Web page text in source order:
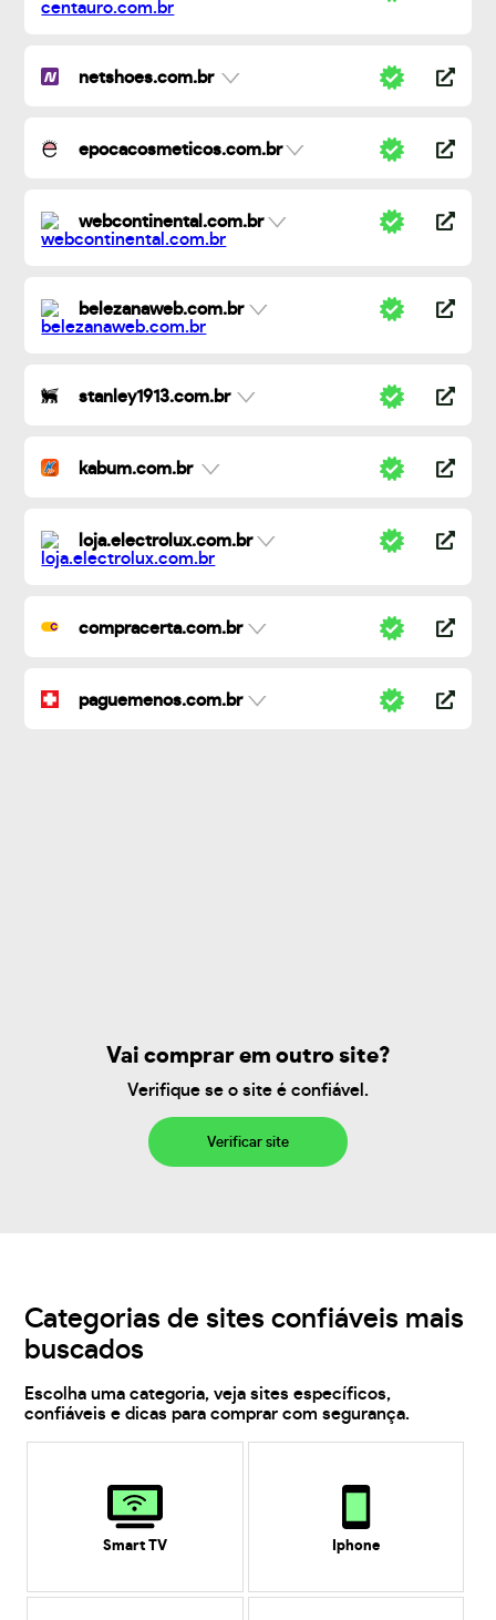
netshoes.com.br
epocacosmeticos.com.br
webcontinental.com.br
belezanaweb.com.br
stanley1913.com.br
kabum.com.br
loja.electrolux.com.br
compracerta.com.br
paguemenos.com.br
Vai comprar em outro site?
Verifique se o site é confiável.
Verificar site
Categorias de sites confiáveis mais
buscados
Escolha uma categoria, veja sites específicos,
confiáveis e dicas para comprar com segurança.
Smart TV Iphone